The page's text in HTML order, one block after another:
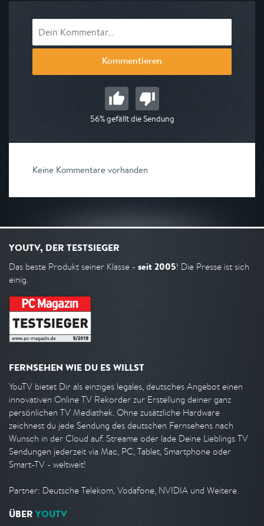
Kommentieren
56% gefällt die Sendung
Keine Kommentare vorhanden
YOUTV, DER TESTSIEGER
Das beste Produkt seiner Klasse - seit 2005! Die Presse ist sich
einig.
FERNSEHEN WIE DU ES WILLST
YouTV bietet Dir als einziges legales, deutsches Angebot einen
innovativen Online TV Rekorder zur Erstellung deiner ganz
persönlichen TV Mediathek. Ohne zusätzliche Hardware
zeichnest du jede Sendung des deutschen Fernsehens nach
Wunsch in der Cloud auf. Streame oder lade Deine Lieblings TV
Sendungen jederzeit via Mac, PC, Tablet, Smartphone oder
Smart-TV - weltweit!
Partner: Deutsche Telekom, Vodafone, NVIDIA und Weitere.
ÜBER YOUTV